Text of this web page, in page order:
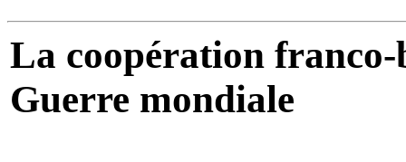
La coopération
Guerre mondiale